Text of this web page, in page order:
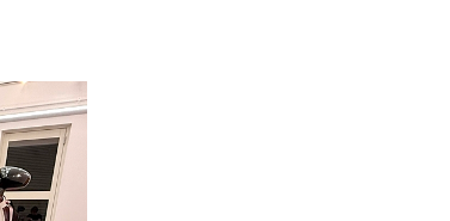
ホイールコーティング
ウィンドウガラス撥水コーティング